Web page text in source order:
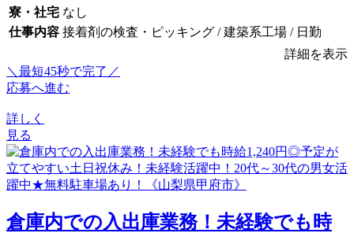
寮・社宅 なし
仕事内容 接着剤の検査・ピッキング / 建築系工場 / 日勤
詳細を表示
＼最短45秒で完了／
応募へ進む
詳しく
見る
倉庫内での入出庫業務！未経験でも時